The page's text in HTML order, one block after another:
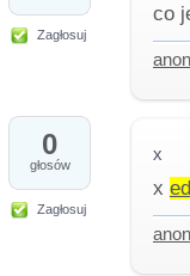
Zagłosuj
co
0
głosów
Zagłosuj
x
x